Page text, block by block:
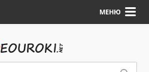
МЕНЮ